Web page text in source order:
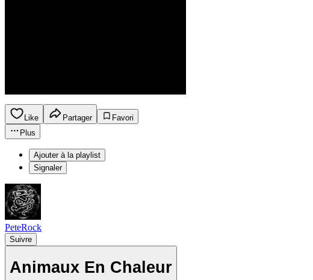
Like Partager
Favori
Plus
Ajouter à la playlist
Signaler
PeteRock
Suivre
Animaux En Chaleur